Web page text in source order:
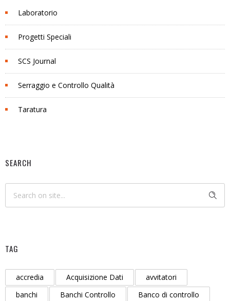
Laboratorio
Progetti Speciali
SCS Journal
Serraggio e Controllo Qualità
Taratura
SEARCH
TAG
accredia Acquisizione Dati
avvitatori
banchi
Banchi Controllo
Banco di controllo